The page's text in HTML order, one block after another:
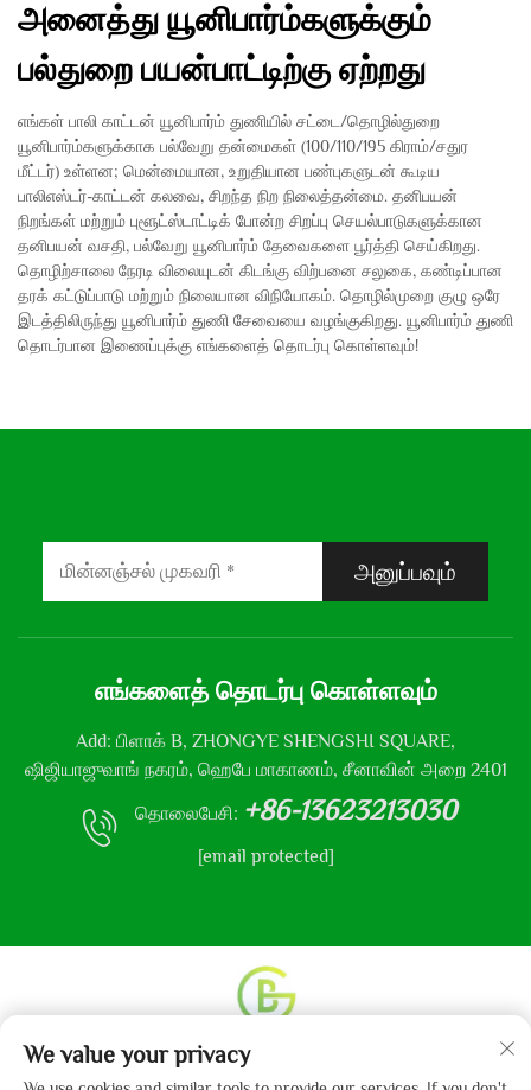
அனைத்து யூனிபார்ம்களுக்கும்
பல்துறை பயன்பாட்டிற்கு ஏற்றது
எங்கள் பாலி காட்டன் யூனிபார்ம் துணியில் சட்டை/தொழில்துறை
யூனிபார்ம்களுக்காக பல்வேறு தன்மைகள் (100/110/195 கிராம்/சதுர
மீட்டர்) உள்ளன; மென்மையான, உறுதியான பண்புகளுடன் கூடிய
பாலிஎஸ்டர்-காட்டன் கலவை, சிறந்த நிற நிலைத்தன்மை. தனிபயன்
நிறங்கள் மற்றும் புளூட்ஸ்டாட்டிக் போன்ற சிறப்பு செயல்பாடுகளுக்கான
தனிபயன் வசதி, பல்வேறு யூனிபார்ம் தேவைகளை பூர்த்தி செய்கிறது.
தொழிற்சாலை நேரடி விலையுடன் கிடங்கு விற்பனை சலுகை, கண்டிப்பான
தரக் கட்டுப்பாடு மற்றும் நிலையான விநியோகம். தொழில்முறை குழு ஒரே
இடத்திலிருந்து யூனிபார்ம் துணி சேவையை வழங்குகிறது. யூனிபார்ம் துணி
தொடர்பான இணைப்புக்கு எங்களைத் தொடர்பு கொள்ளவும்!
அனுப்பவும்
எங்களைத் தொடர்பு கொள்ளவும்
Add: பிளாக் B, ZHONGYE SHENGSHI SQUARE,
ஷிஜியாஜுவாங் நகரம், ஹெபே மாகாணம், சீனாவின் அறை 2401
தொலைபேசி: +86-13623213030
[email protected]
உரிமை தொடர்பான அனைத்து உரிமைகளும் © 2013-2024
We value your privacy